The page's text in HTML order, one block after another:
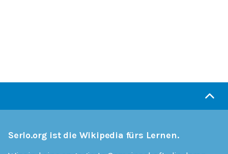
Serlo.org ist die Wikipedia fürs Lernen.